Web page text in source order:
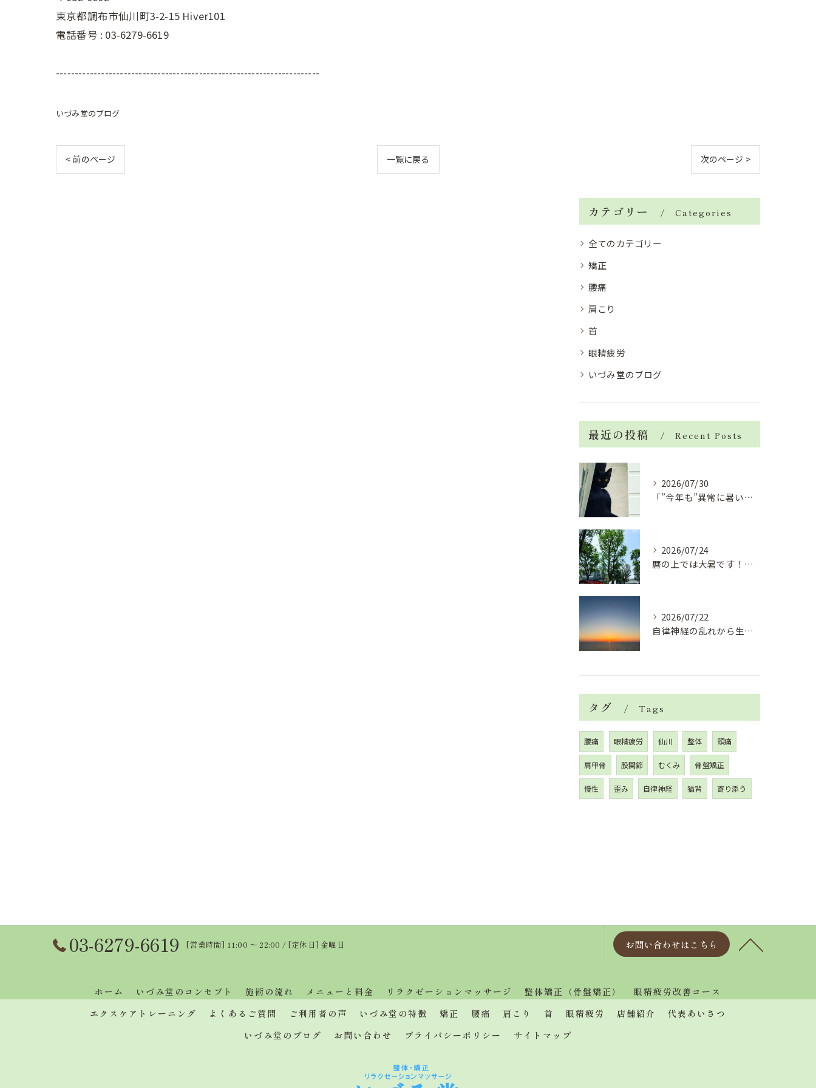
東京都調布市仙川町3-2-15 Hiver101
電話番号 : 03-6279-6619
----------------------------------------------------------------------
いづみ堂のブログ
< 前のページ 一覧に戻る 次のページ >
カテゴリー Categories
全てのカテゴリー
矯正
腰痛
肩こり
首
眼精疲労
いづみ堂のブログ
最近の投稿 Recent Posts
2026/07/30
「”今年も”異常に暑い夏」酷暑+冷房＝夏風邪、腰痛、ひざの痛...
2026/07/24
暦の上では大暑です！腰痛や肩こりから来る頭痛
2026/07/22
自律神経の乱れから生活習慣病、血液循環の滞り
タグ Tags
腰痛 眼精疲労 仙川 整体 頭痛
肩甲骨 股関節 むくみ 骨盤矯正
慢性 歪み 自律神経 猫背 寄り添う
03-6279-6619 [営業時間] 11:00 〜 22:00 / [定休日] 金曜日 お問い合わせはこちら
ホーム いづみ堂のコンセプト 施術の流れ メニューと料金 リラクゼーションマッサージ 整体矯正（骨盤矯正）
眼精疲労改善コース
エクスケアトレーニング
よくあるご質問 ご利用者の声 いづみ堂の特徴 矯正 腰痛 肩こり 首 眼精疲労 店舗紹介
代表あいさつ
いづみ堂のブログ
お問い合わせ プライバシーポリシー サイトマップ